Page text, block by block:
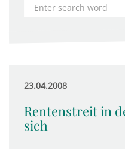
23.04.2008
Rentenstreit in
sich